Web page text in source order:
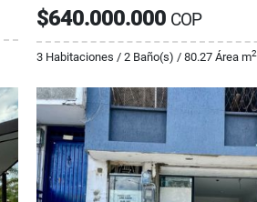
$640.000.000 COP
3 Habitaciones / 2 Baño(s) / 80.27 Área m2